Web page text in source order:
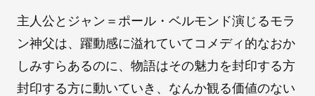
主人公とジャン＝ポール・ベルモンド演じるモラ
ン神父は、躍動感に溢れていてコメディ的なおか
しみすらあるのに、物語はその魅力を封印する方
封印する方に動いていき、なんか観る価値のない